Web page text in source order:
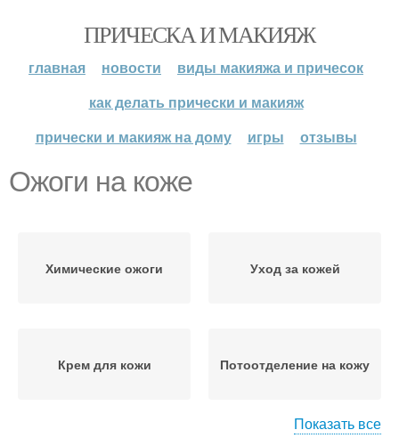
ПРИЧЕСКА И МАКИЯЖ
главная новости
виды макияжа и причесок
как делать прически и макияж
прически и макияж на дому
игры отзывы
Ожоги на коже
Химические ожоги Уход за кожей
Крем для кожи Потоотделение на кожу
Показать все